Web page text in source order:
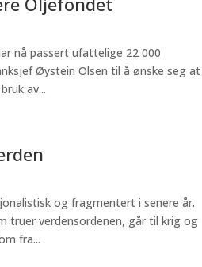
nå passert ufattelige 22 000
Øystein Olsen til å ønske seg at
av...
og fragmentert i senere år.
truer verdensordenen, går til krig og
fra...